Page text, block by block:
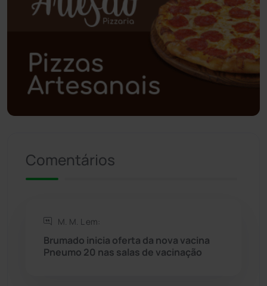
Poções (182)
(59)
Polícia Militar (27)
Rio do Antônio
Comentários
M. M. L em:
Brumado inicia oferta da nova vacina
Pneumo 20 nas salas de vacinação